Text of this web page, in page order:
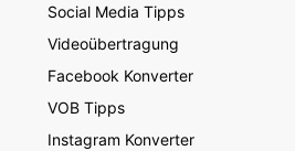
Social Media Tipps
Videoübertragung
Facebook Konverter
VOB Tipps
Instagram Konverter